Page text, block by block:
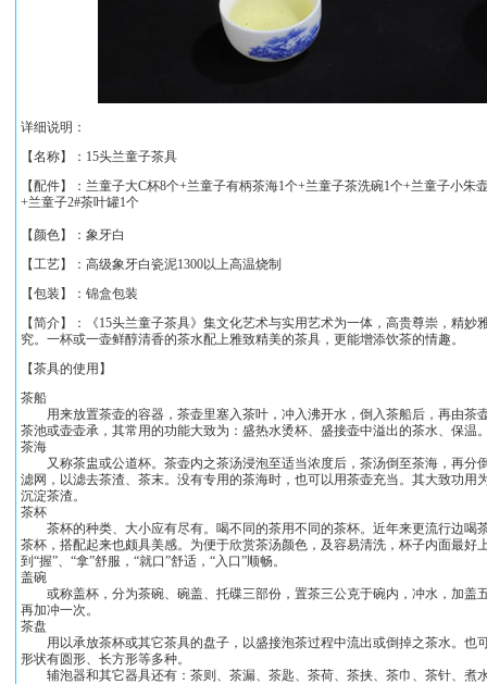
详细说明：
【名称】： 15头兰童子茶具
【配件】：兰童子大C杯8个+兰童子有柄茶海1个+兰童子茶洗碗1个+兰童子小
+兰童子2#茶叶罐1个
【颜色】：象牙白
【工艺】：高级象牙白瓷泥1300以上高温烧制
【包装】：锦盒包装
【简介】：《15头兰童子茶具》集文化艺术与实用艺术为一体，高贵尊崇，精妙
究。一杯或一壶鲜醇清香的茶水配上雅致精美的茶具，更能增添饮茶的情趣。
【茶具的使用】
茶船
用来放置茶壶的容器，茶壶里塞入茶叶，冲入沸开水，倒入茶船后，再由茶
茶池或壶壶承，其常用的功能大致为：盛热水烫杯、盛接壶中溢出的茶水、保温
茶海
又称茶盅或公道杯。茶壶内之茶汤浸泡至适当浓度后，茶汤倒至茶海，再分
滤网，以滤去茶渣、茶末。没有专用的茶海时，也可以用茶壶充当。其大致功
沉淀茶渣。
茶杯
茶杯的种类、大小应有尽有。喝不同的茶用不同的茶杯。近年来更流行边喝
茶杯，搭配起来也颇具美感。为便于欣赏茶汤颜色，及容易清洗，杯子内面最好
到“握”、“拿”舒服，“就口”舒适，“入口”顺畅。
盖碗
或称盖杯，分为茶碗、碗盖、托碟三部份，置茶三公克于碗内，冲水，加盖
再加冲一次。
茶盘
用以承放茶杯或其它茶具的盘子，以盛接泡茶过程中流出或倒掉之茶水。也
形状有圆形、长方形等多种。
辅泡器和其它器具还有：茶则、茶漏、茶匙、茶荷、茶挟、茶巾、茶针、煮